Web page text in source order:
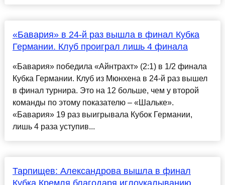
«Бавария» в 24-й раз вышла в финал Кубка
Германии. Клуб проиграл лишь 4 финала
«Бавария» победила «Айнтрахт» (2:1) в 1/2 финала
Кубка Германии. Клуб из Мюнхена в 24-й раз вышел
в финал турнира. Это на 12 больше, чем у второй
команды по этому показателю – «Шальке».
«Бавария» 19 раз выигрывала Кубок Германии,
лишь 4 раза уступив...
Тарпищев: Александрова вышла в финал